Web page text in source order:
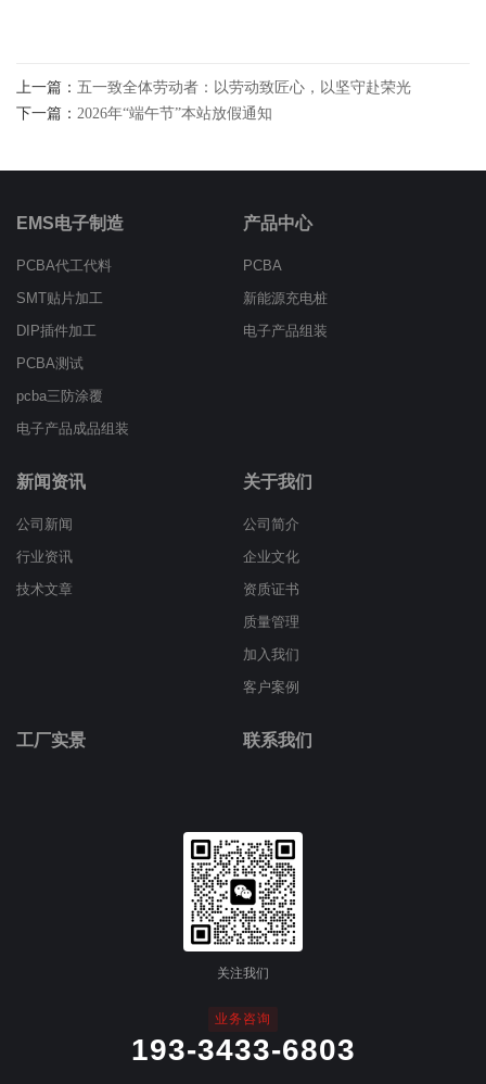
上一篇： 五一致全体劳动者：以劳动致匠心，以坚守赴荣光
下一篇： 2026年“端午节”本站放假通知
EMS电子制造
PCBA代工代料
SMT贴片加工
DIP插件加工
PCBA测试
pcba三防涂覆
电子产品成品组装
产品中心
PCBA
新能源充电桩
电子产品组装
新闻资讯
公司新闻
行业资讯
技术文章
关于我们
公司简介
企业文化
资质证书
质量管理
加入我们
客户案例
工厂实景 联系我们
业务咨询
193-3433-6803
关注我们